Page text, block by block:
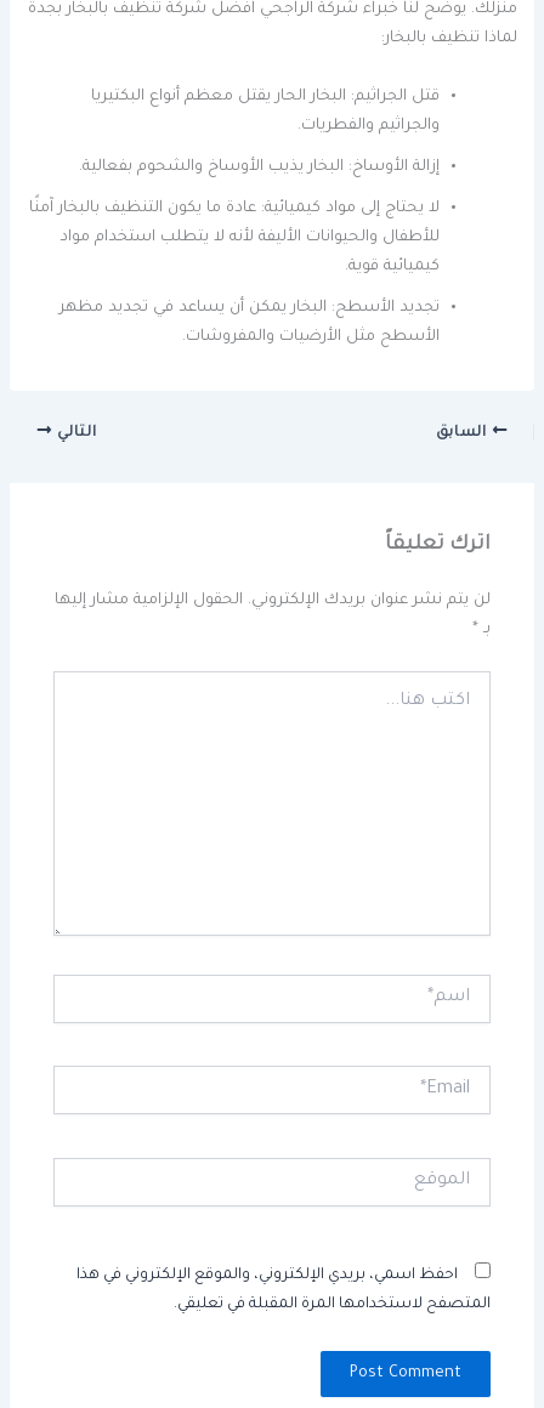
منزلك. يوضح لنا خبراء شركة الراجحي افضل شركة تنظيف بالبخار بجدة
لماذا تنظيف بالبخار:
قتل الجراثيم: البخار الحار يقتل معظم أنواع البكتيريا
والجراثيم والفطريات.
إزالة الأوساخ: البخار يذيب الأوساخ والشحوم بفعالية.
لا يحتاج إلى مواد كيميائية: عادة ما يكون التنظيف بالبخار آمنًا
للأطفال والحيوانات الأليفة لأنه لا يتطلب استخدام مواد
كيميائية قوية.
تجديد الأسطح: البخار يمكن أن يساعد في تجديد مظهر
الأسطح مثل الأرضيات والمفروشات.
السابق التالي
اترك تعليقاً
لن يتم نشر عنوان بريدك الإلكتروني. الحقول الإلزامية مشار إليها
بـ*
هنا...
اسم*
Email*
الموقع
احفظ اسمي، بريدي الإلكتروني، والموقع الإلكتروني في هذا
المتصفح لاستخدامها المرة المقبلة في تعليقي.